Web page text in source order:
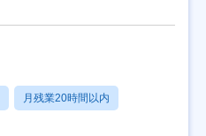
月残業20時間以内